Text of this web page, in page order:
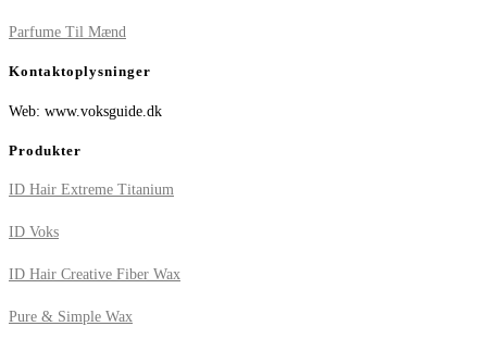
Parfume Til Mænd
Kontaktoplysninger
Web: www.voksguide.dk
Produkter
ID Hair Extreme Titanium
ID Voks
ID Hair Creative Fiber Wax
Pure & Simple Wax